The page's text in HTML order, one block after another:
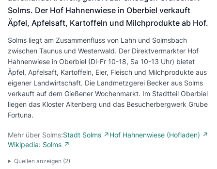
Solms. Der Hof Hahnenwiese in Oberbiel verkauft
Äpfel, Apfelsaft, Kartoffeln und Milchprodukte ab Hof.
Solms liegt am Zusammenfluss von Lahn und Solmsbach
zwischen Taunus und Westerwald. Der Direktvermarkter Hof
Hahnenwiese in Oberbiel (Di-Fr 10-18, Sa 10-13 Uhr) bietet
Äpfel, Apfelsaft, Kartoffeln, Eier, Fleisch und Milchprodukte aus
eigener Landwirtschaft. Die Landmetzgerei Becker aus Solms
verkauft auf dem Gießener Wochenmarkt. Im Stadtteil Oberbiel
liegen das Kloster Altenberg und das Besucherbergwerk Grube
Fortuna.
Mehr über Solms:Stadt Solms ↗Hof Hahnenwiese (Hofladen) ↗
Wikipedia: Solms ↗
Quellen anzeigen (2)